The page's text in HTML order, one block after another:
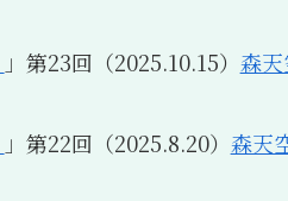
」第23回（2025.10.15） 森天
」第22回（2025.8.20） 森天